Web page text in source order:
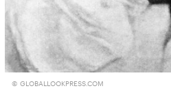
© GLOBALLOOKPRESS.COM